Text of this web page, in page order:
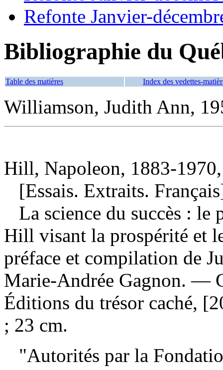
Refonte Janvier-
Bibliographie du
Table des matières Index des vedettes-
Williamson, Judith Ann,
Hill, Napoleon, 1883-
[Essais. Extraits.
La science du succès : le
Hill visant la prospérité et
préface et compilation de
Marie-Andrée Gagnon. —
Éditions du trésor caché,
; 23 cm.
"Autorités par la